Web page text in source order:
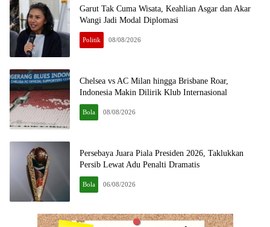
Garut Tak Cuma Wisata, Keahlian Asgar dan Akar
Wangi Jadi Modal Diplomasi
Politik 08/08/2026
Chelsea vs AC Milan hingga Brisbane Roar,
Indonesia Makin Dilirik Klub Internasional
Bola 08/08/2026
Persebaya Juara Piala Presiden 2026, Taklukkan
Persib Lewat Adu Penalti Dramatis
Bola 06/08/2026
seketika.com